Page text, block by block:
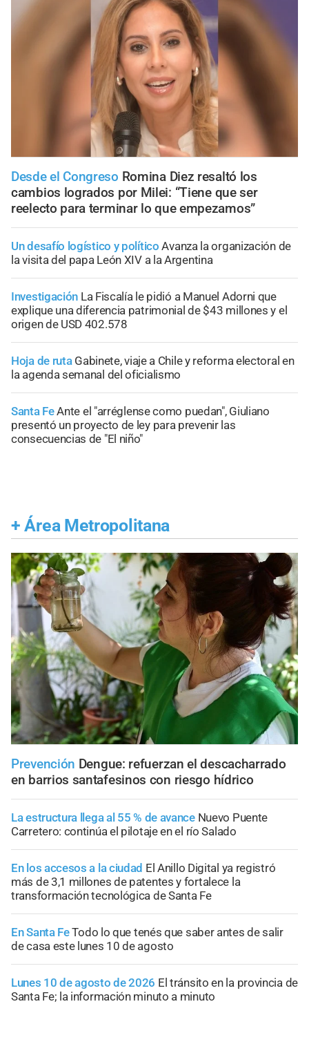
Desde el Congreso Romina Diez resaltó los
cambios logrados por Milei: “Tiene que ser
reelecto para terminar lo que empezamos”
Un desafío logístico y político Avanza la organización de
la visita del papa León XIV a la Argentina
Investigación La Fiscalía le pidió a Manuel Adorni que
explique una diferencia patrimonial de $43 millones y el
origen de USD 402.578
Hoja de ruta Gabinete, viaje a Chile y reforma electoral en
la agenda semanal del oficialismo
Santa FeAnte el "arréglense como puedan", Giuliano
presentó un proyecto de ley para prevenir las
consecuencias de "El niño"
+ Área Metropolitana
Prevención Dengue: refuerzan el descacharrado
en barrios santafesinos con riesgo hídrico
La estructura llega al 55 % de avance Nuevo Puente
Carretero: continúa el pilotaje en el río Salado
En los accesos a la ciudad El Anillo Digital ya registró
más de 3,1 millones de patentes y fortalece la
transformación tecnológica de Santa Fe
En Santa FeTodo lo que tenés que saber antes de salir
de casa este lunes 10 de agosto
Lunes 10 de agosto de 2026 El tránsito en la provincia de
Santa Fe; la información minuto a minuto